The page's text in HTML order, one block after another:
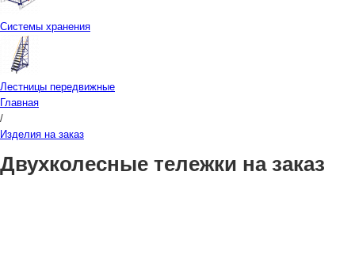
Системы хранения
Лестницы передвижные
Главная
/
Изделия на заказ
Двухколесные тележки на заказ